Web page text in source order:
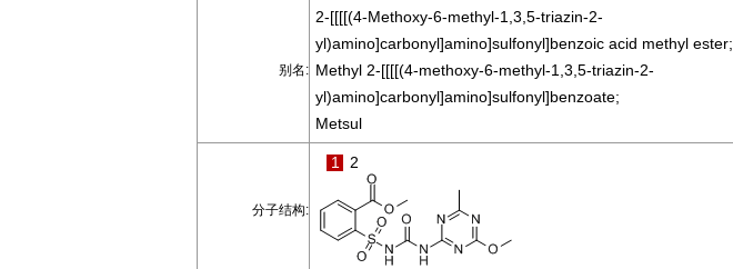
别名:
2-[[[[(4-Methoxy-6-methyl-1,3,5-triazin-2-
yl)amino]carbonyl]amino]sulfonyl]benzoic acid methyl ester;
Methyl 2-[[[[(4-methoxy-6-methyl-1,3,5-triazin-2-
yl)amino]carbonyl]amino]sulfonyl]benzoate;
Metsul
分子结构:
1 2